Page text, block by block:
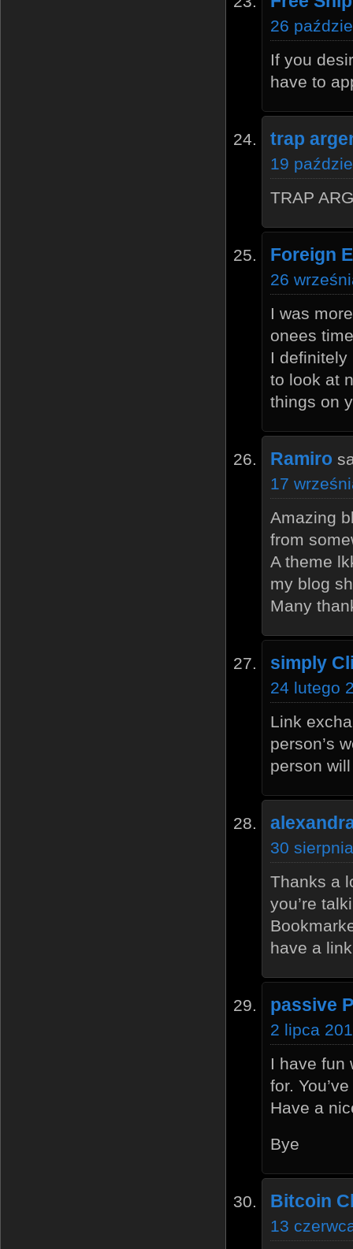
26
If you
have to
trap
19
TRAP
Foreign
26
I was
onees
I
to look at
things on
Ramiro
17
Amazing
from
A theme
my blog
Many
simply
24 lutego
Link
person’s
person
30
Thanks a
you’re
have a
passive
2 lipca
I have fun
for.
Have a
Bye
Bitcoin
13